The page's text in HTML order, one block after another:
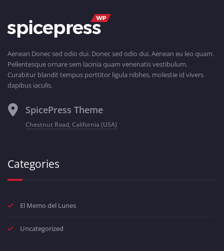
Aenean Donec sed odio dui. Donec sed odio dui. Aenean eu leo quam.
Pellentesque ornare sem lacinia quam venenatis vestibulum.
Curabitur blandit tempus porttitor ligula nibhes, molestie id vivers
dapibus iaculis.
SpicePress Theme
Chestnut Road, California (USA)
Categories
El Memo del Lunes
Uncategorized